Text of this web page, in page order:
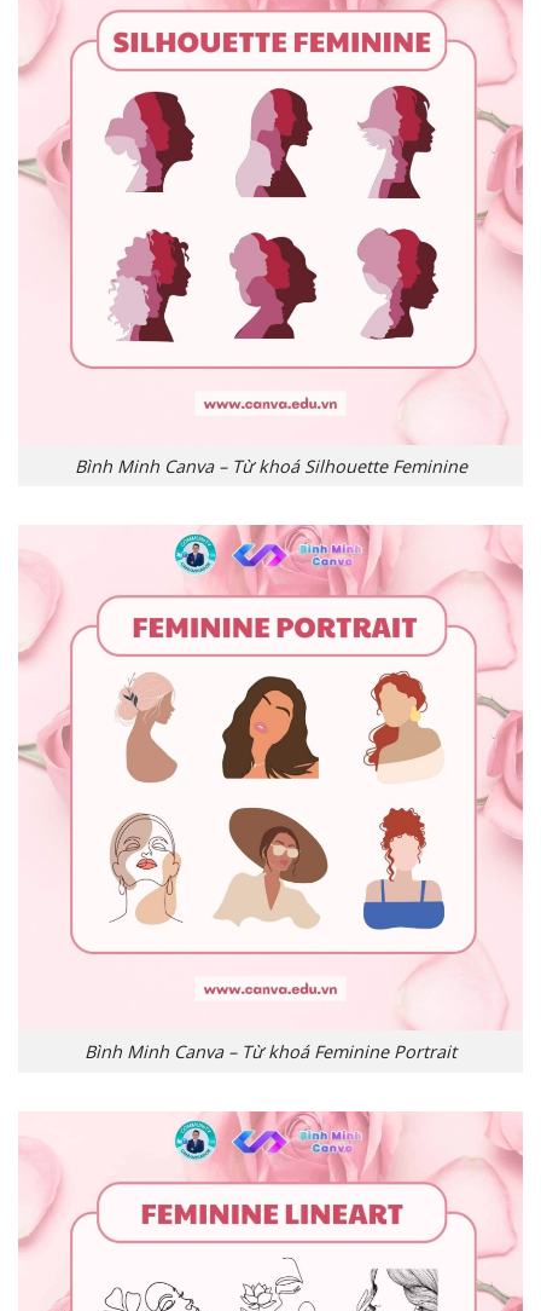
Bình Minh Canva – Từ khoá Silhouette Feminine
Bình Minh Canva – Từ khoá Feminine Portrait